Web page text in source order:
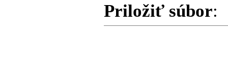
Priložiť súbor: